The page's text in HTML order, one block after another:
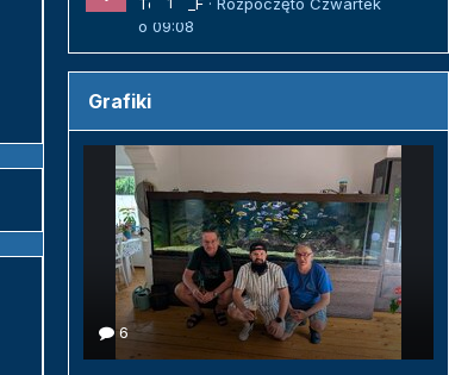
o 09:08
Grafiki
6